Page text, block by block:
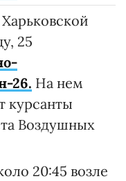
25
26. На нем
курсанты
Воздушных
20:45 возле